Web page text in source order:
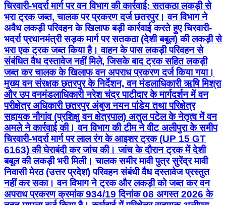
चिरवारी-भदर्रा मार्ग पर वन विभाग की कार्रवाई: सतकठा लकड़ी से
भरा ट्रक जब्त, चालक पर प्रकरण दर्ज छतरपुर। वन विभाग ने
अवैध लकड़ी परिवहन के खिलाफ बड़ी कार्रवाई करते हुए चिरवारी-
भदर्रा प्रधानमंत्री सड़क मार्ग पर सतकठा (देशी बबूल) की लकड़ी से
भरा एक ट्रक जब्त किया है। वाहन के पास लकड़ी परिवहन से
संबंधित वैध दस्तावेज नहीं मिले, जिसके बाद ट्रक सहित लकड़ी
जब्त कर चालक के खिलाफ वन अपराध प्रकरण दर्ज किया गया।
मुख्य वन संरक्षक छतरपुर के निर्देशन, वन मंडलाधिकारी ऋषि मिश्रा
और उप वनमंडलाधिकारी नरेश चंद्र पाटीदार के मार्गदर्शन में वन
परीक्षेत्र अधिकारी छतरपुर अंबुज नयन पांडेय तथा परिक्षेत्र
सहायक नौगांव (प्रशिक्षु वन क्षेत्रपाल) अतुल पटेल के नेतृत्व में वन
अमले ने कार्रवाई की। वन विभाग की टीम ने वीट अलीपुरा के समीप
चिरवारी-भदर्रा मार्ग पर लाल रंग के आइशर ट्रक (UP 15 GT
6163) की घेराबंदी कर जांच की। जांच के दौरान ट्रक में देशी
बबूल की लकड़ी भरी मिली। चालक समीर मावी पुत्र सुरेंद्र मावी
निवासी मेरठ (उत्तर प्रदेश) परिवहन संबंधी वैध दस्तावेज प्रस्तुत
नहीं कर सका। वन विभाग ने ट्रक और लकड़ी को जब्त कर वन
अपराध प्रकरण क्रमांक 934/19 दिनांक 08 अगस्त 2026 के